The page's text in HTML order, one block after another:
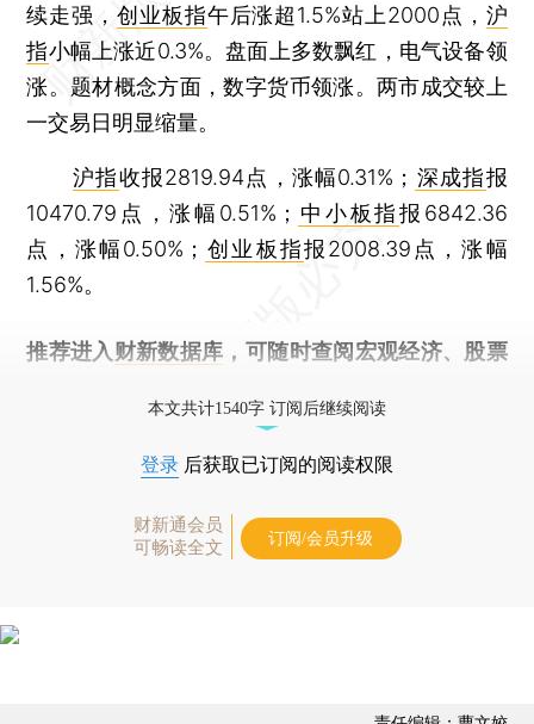
续走强， 创业板指午后涨超1.5%站上2000点， 沪
指小幅上涨近0.3%。盘面上多数飘红，电气设备领
涨。题材概念方面，数字货币领涨。两市成交较上
一交易日明显缩量。
沪指收报2819.94点，涨幅0.31%； 深成指报
10470.79点，涨幅0.51%； 中小板指报6842.36
点，涨幅0.50%； 创业板指报2008.39点，涨幅
1.56%。
推荐进入 财新数据库 ，可随时查阅宏观经济、股票
本文共计1540字 订阅后继续阅读
登录 后获取已订阅的阅读权限
财新通会员
可畅读全文
订阅/会员升级